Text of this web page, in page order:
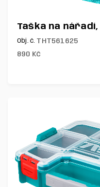
Taška na
Obj. č. THT561625
890 Kč